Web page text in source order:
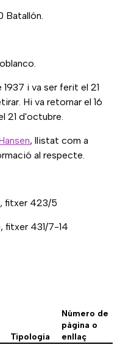
Batallón.
i va ser ferit el 21
Hi va retornar el 16
21 d'octubre.
, llistat com a
al respecte.
fitxer 423/5
fitxer 431/7-14
Tipologia
Número de
pàgina o
enllaç